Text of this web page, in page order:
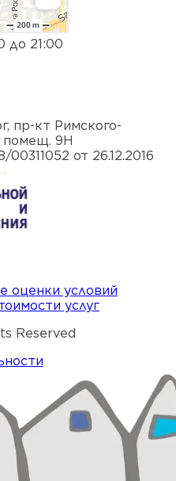
до 21:00
пр-кт Римского-
помещ. 9Н
от 26.12.2016
оценки условий
услуг
Reserved